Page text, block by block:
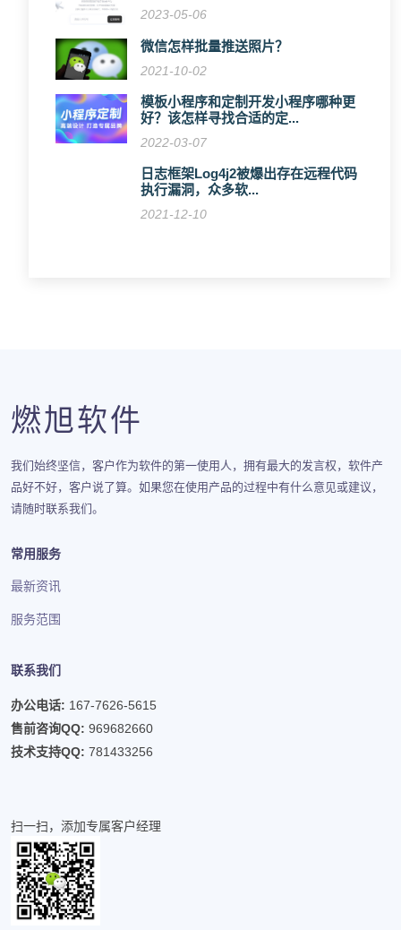
2023-05-06
微信怎样批量推送照片？
2021-10-02
模板小程序和定制开发小程序哪种更
好？该怎样寻找合适的定...
2022-03-07
日志框架Log4j2被爆出存在远程代码
执行漏洞，众多软...
2021-12-10
燃旭软件
我们始终坚信，客户作为软件的第一使用人，拥有最大的发言权，软件产
品好不好，客户说了算。如果您在使用产品的过程中有什么意见或建议，
请随时联系我们。
常用服务
最新资讯
服务范围
联系我们
办公电话: 167-7626-5615
售前咨询QQ: 969682660
技术支持QQ: 781433256
扫一扫，添加专属客户经理